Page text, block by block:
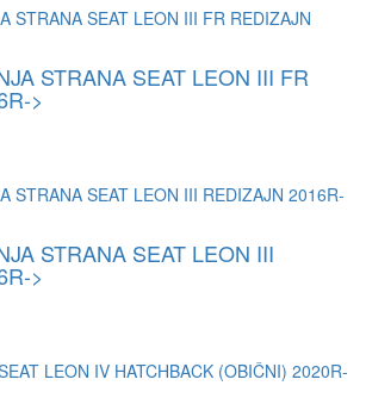
STRANA SEAT LEON III FR
>
STRANA SEAT LEON III
>